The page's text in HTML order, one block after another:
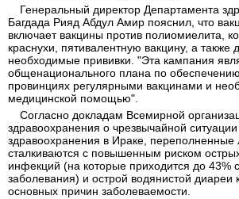
Генеральный директор Департамента
Багдада Рияд Абдул Амир пояснил, что
включает вакцины против полиомиелита,
краснухи, пятивалентную вакцину, а также
необходимые прививки. "Эта кампания
общенационального плана по
провинциях регулярными вакцинами и
медицинской помощью".
Согласно докладам Всемирной
здравоохранения о чрезвычайной ситуации
здравоохранения в Ираке, переполненные
сталкиваются с повышенным риском
инфекций (на которые приходится до 43%
заболевания) и острой водянистой диареи
основных причин заболеваемости.